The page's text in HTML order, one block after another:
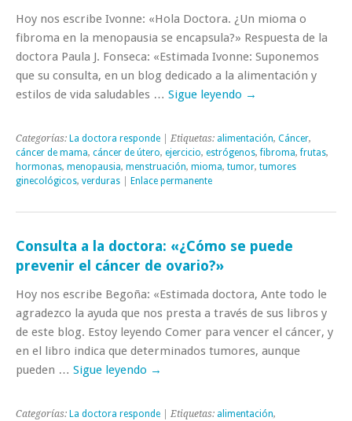
Hoy nos escribe Ivonne: «Hola Doctora. ¿Un mioma o
fibroma en la menopausia se encapsula?» Respuesta de la
doctora Paula J. Fonseca: «Estimada Ivonne: Suponemos
que su consulta, en un blog dedicado a la alimentación y
estilos de vida saludables … Sigue leyendo →
Categorías: La doctora responde | Etiquetas: alimentación, Cáncer,
cáncer de mama, cáncer de útero, ejercicio, estrógenos,fibroma,frutas,
hormonas, menopausia, menstruación, mioma, tumor, tumores
ginecológicos, verduras Enlace permanente
Consulta a la doctora: «¿Cómo se puede
prevenir el cáncer de ovario?»
Hoy nos escribe Begoña: «Estimada doctora, Ante todo le
agradezco la ayuda que nos presta a través de sus libros y
de este blog. Estoy leyendo Comer para vencer el cáncer, y
en el libro indica que determinados tumores, aunque
pueden … Sigue leyendo →
Categorías: La doctora responde | Etiquetas: alimentación,